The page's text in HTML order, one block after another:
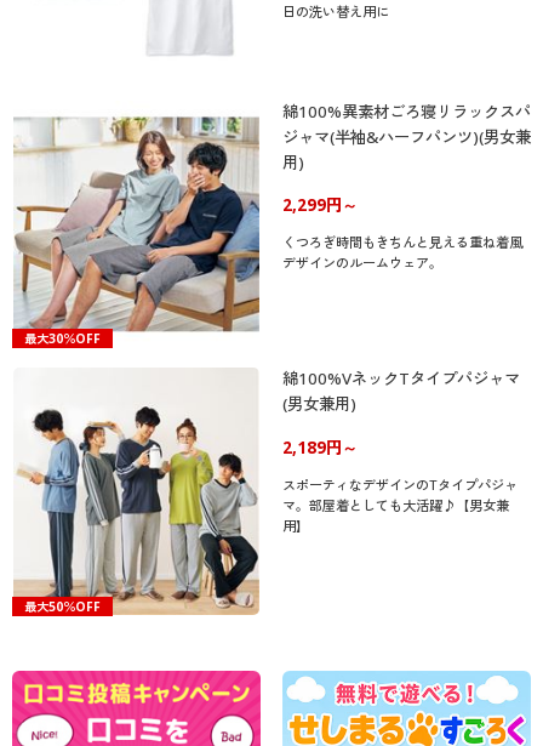
日の洗い替え用に
最大30％OFF
綿100%異素材ごろ寝リラックスパ
ジャマ(半袖&ハーフパンツ)(男女兼
用)
2,299円～
くつろぎ時間もきちんと見える重ね着風
デザインのルームウェア。
最大50％OFF
綿100%VネックTタイプパジャマ
(男女兼用)
2,189円～
スポーティなデザインのTタイプパジャ
マ。部屋着としても大活躍♪【男女兼
用】